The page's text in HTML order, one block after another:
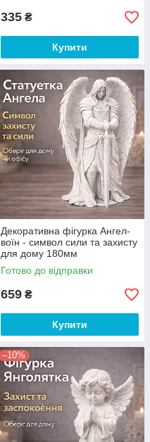
335 ₴
Купити
Декоративна фігурка Ангел-
воїн - символ сили та захисту
для дому 180мм
Готово до відправки
659 ₴
Купити
–10%